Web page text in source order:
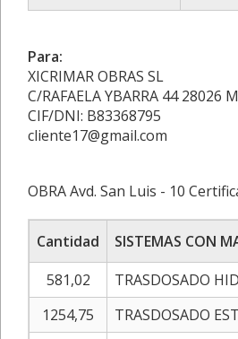
Para:
XICRIMAR OBRAS SL
C/RAFAELA YBARRA 44 28026
CIF/DNI: B83368795
cliente17@gmail.com
OBRA Avd. San Luis - 10
Cantidad
SISTEMAS CON
581,02
TRASDOSADO
1254,75
TRASDOSADO